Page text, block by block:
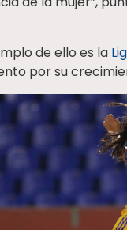
de ello es la
por su